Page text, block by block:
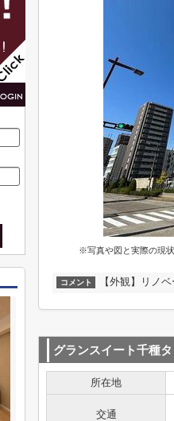
※写真や図と実際の現
コメント 【外観】リノ
グランスイート千種
所在地
交通